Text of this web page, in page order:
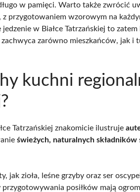
w pamięci. Warto także zwrócić
, z przygotowaniem wzorowym na
w Białce Tatrzańskiej to
zarówno mieszkańców, jak
kuchni
Tatrzańskiej znakomicie ilustruje
świeżych, naturalnych składników
jak zioła, leśne grzyby oraz ser
posiłków mają